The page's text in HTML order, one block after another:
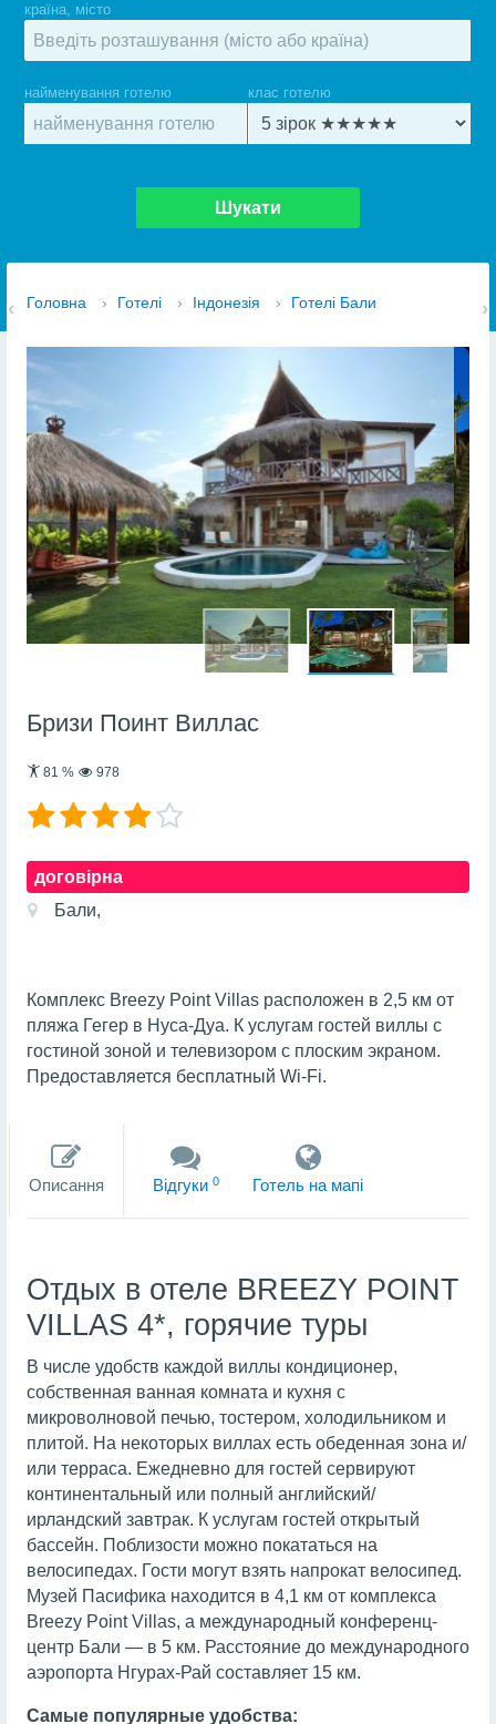
країна, місто
найменування готелю клас готелю
Шукати
Головна › Готелі › Індонезія › Готелі Бали
Бризи Поинт Виллас
81 % 978
договірна
Бали,
Комплекс Breezy Point Villas расположен в 2,5 км от
пляжа Гегер в Нуса-Дуа. К услугам гостей виллы с
гостиной зоной и телевизором с плоским экраном.
Предоставляется бесплатный Wi-Fi.
Описання Вiдгуки 0 Готель на мапi
Отдых в отеле BREEZY POINT
VILLAS 4*, горячие туры
В числе удобств каждой виллы кондиционер,
собственная ванная комната и кухня с
микроволновой печью, тостером, холодильником и
плитой. На некоторых виллах есть обеденная зона и/
или терраса. Ежедневно для гостей сервируют
континентальный или полный английский/
ирландский завтрак. К услугам гостей открытый
бассейн. Поблизости можно покататься на
велосипедах. Гости могут взять напрокат велосипед.
Музей Пасифика находится в 4,1 км от комплекса
Breezy Point Villas, а международный конференц-
центр Бали — в 5 км. Расстояние до международного
аэропорта Нгурах-Рай составляет 15 км.
Самые популярные удобства: